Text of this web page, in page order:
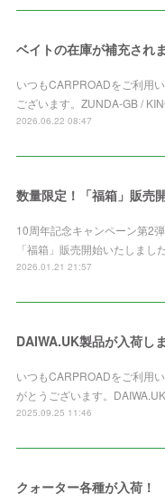
ベイトの在庫が補充され
いつもCARPROADをご利用
ございます。ZUNDA-GB /
2026.06.22 08:47
10周年記念キャンペーン第2
「福箱」販売開始いたしまし
2026.01.21 21:57
DAIWA.UK製品が入荷し
いつもCARPROADをご利用
がとうございます。
2025.09.25 11:46
クォーター各種が入荷！